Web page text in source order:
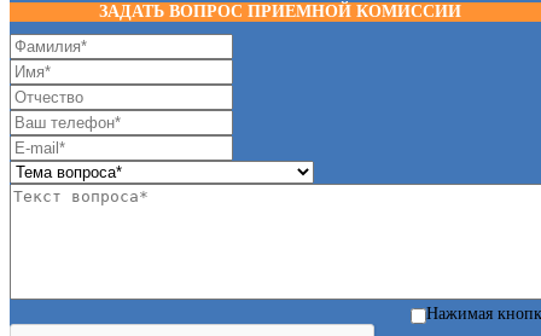
ЗАДАТЬ ВОПРОС ПРИЕМНОЙ КОМИССИИ
Нажимая